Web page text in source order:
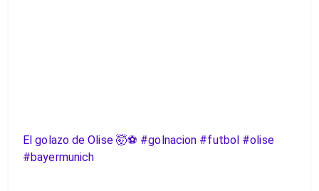
El golazo de Olise 🤯⚽️ #golnacion #futbol #olise
#bayermunich